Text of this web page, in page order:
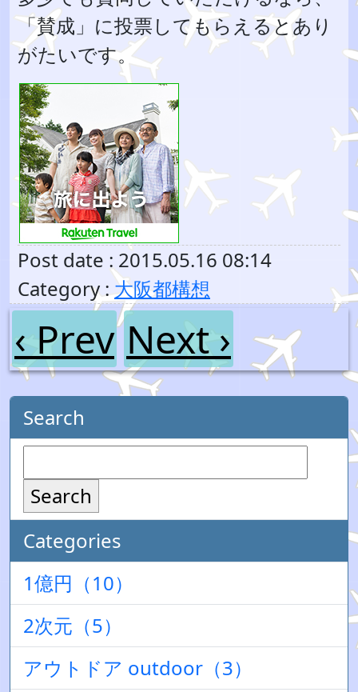
「賛成」に投票してもらえるとあり
がたいです。
Post date : 2015.05.16 08:14
Category : 大阪都構想
‹ Prev Next ›
Search
Search
Categories
1億円（10）
2次元（5）
アウトドア outdoor（3）